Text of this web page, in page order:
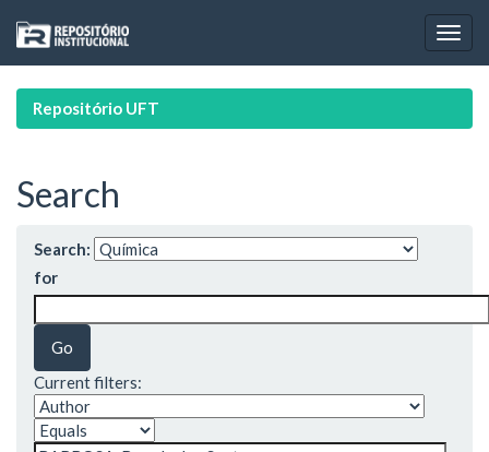
navigation
Repositório UFT
Search
Search:
for
Current filters: